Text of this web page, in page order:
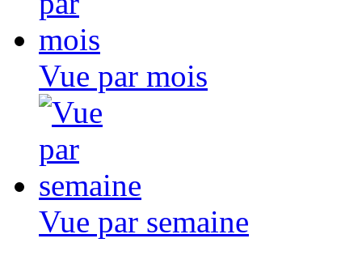
Vue par mois
Vue par semaine